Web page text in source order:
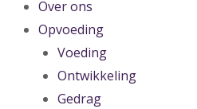
Over ons
Opvoeding
Voeding
Ontwikkeling
Gedrag